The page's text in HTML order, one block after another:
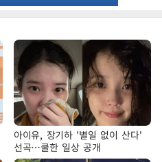
아이유, 장기하 '별일 없이 산다'
선곡…쿨한 일상 공개